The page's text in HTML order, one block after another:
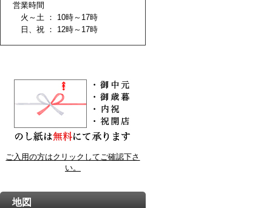
営業時間
火～土 ： 10時～17時
日、祝 ： 12時～17時
ご入用の方はクリックしてご確認下さ
い。
地図